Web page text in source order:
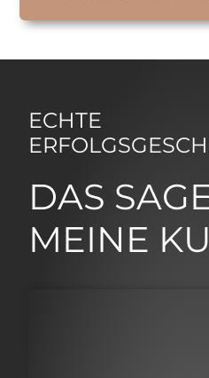
ECHTE
DAS
MEINE